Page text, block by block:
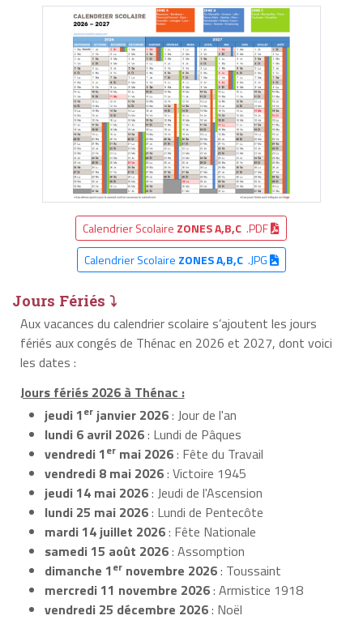
Calendrier Scolaire ZONES A,B,C .PDF
Calendrier Scolaire ZONES A,B,C.JPG
Jours Fériés ⤵
Aux vacances du calendrier scolaire s’ajoutent les jours
fériés aux congés de Thénac en 2026 et 2027, dont voici
les dates :
Jours fériés 2026 à Thénac :
jeudi 1er janvier 2026: Jour de l'an
lundi 6 avril 2026: Lundi de Pâques
vendredi 1er mai 2026: Fête du Travail
vendredi 8 mai 2026: Victoire 1945
jeudi 14 mai 2026: Jeudi de l'Ascension
lundi 25 mai 2026: Lundi de Pentecôte
mardi 14 juillet 2026: Fête Nationale
samedi 15 août 2026: Assomption
dimanche 1er novembre 2026: Toussaint
mercredi 11 novembre 2026: Armistice 1918
vendredi 25 décembre 2026: Noël